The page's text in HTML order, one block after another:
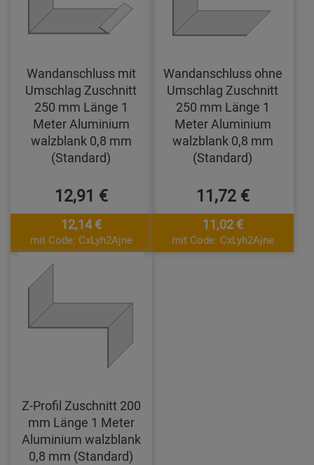
Wandanschluss mit
Umschlag Zuschnitt
250 mm Länge 1
Meter Aluminium
walzblank 0,8 mm
(Standard)
12,91 €
12,14 €
mit Code: CxLyh2Ajne
Wandanschluss ohne
Umschlag Zuschnitt
250 mm Länge 1
Meter Aluminium
walzblank 0,8 mm
(Standard)
11,72 €
11,02 €
mit Code: CxLyh2Ajne
Z-Profil Zuschnitt 200
mm Länge 1 Meter
Aluminium walzblank
0,8 mm (Standard)